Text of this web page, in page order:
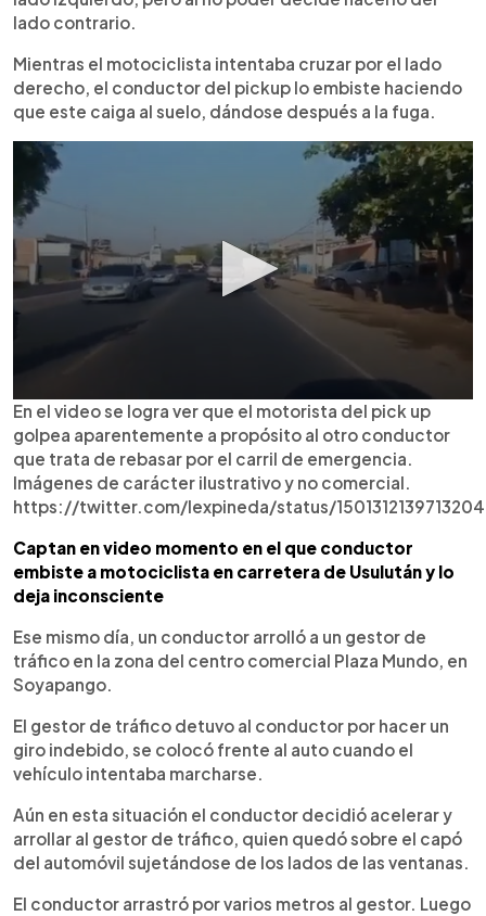
lado contrario.
Mientras el motociclista intentaba cruzar por el lado
derecho, el conductor del pickup lo embiste haciendo
que este caiga al suelo, dándose después a la fuga.
En el video se logra ver que el motorista del pick up
golpea aparentemente a propósito al otro conductor
que trata de rebasar por el carril de emergencia.
Imágenes de carácter ilustrativo y no comercial.
https://twitter.com/lexpineda/status/
Captan en video momento en el que conductor
embiste a motociclista en carretera de Usulután y lo
deja inconsciente
Ese mismo día, un conductor arrolló a un gestor de
tráfico en la zona del centro comercial Plaza Mundo, en
Soyapango.
El gestor de tráfico detuvo al conductor por hacer un
giro indebido, se colocó frente al auto cuando el
vehículo intentaba marcharse.
Aún en esta situación el conductor decidió acelerar y
arrollar al gestor de tráfico, quien quedó sobre el capó
del automóvil sujetándose de los lados de las ventanas.
El conductor arrastró por varios metros al gestor. Luego